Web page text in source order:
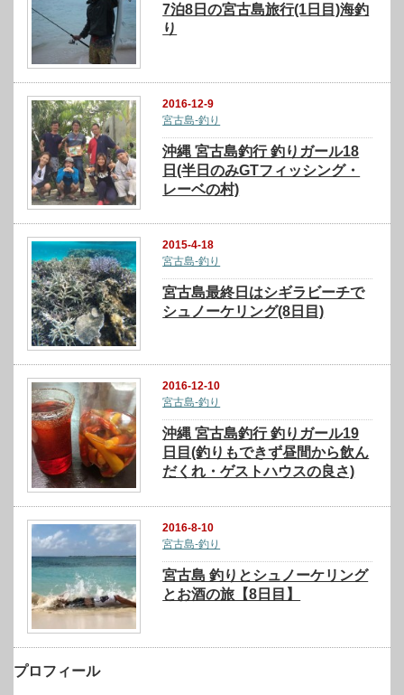
7泊8日の宮古島旅行(1日目)海釣
り
2016-12-9
宮古島-釣り
沖縄 宮古島釣行 釣りガール18
日(半日のみGTフィッシング・
レーベの村)
2015-4-18
宮古島-釣り
宮古島最終日はシギラビーチで
シュノーケリング(8日目)
2016-12-10
宮古島-釣り
沖縄 宮古島釣行 釣りガール19
日目(釣りもできず昼間から飲ん
だくれ・ゲストハウスの良さ)
2016-8-10
宮古島-釣り
宮古島 釣りとシュノーケリング
とお酒の旅【8日目】
プロフィール